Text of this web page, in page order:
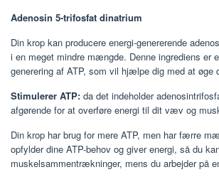
Adenosin 5-trifosfat dinatrium
Din krop kan producere energi-genererende
i en meget mindre mængde. Denne ingrediens er
generering af ATP, som vil hjælpe dig med at øge
Stimulerer ATP: da det indeholder
afgørende for at overføre energi til dit væv og
Din krop har brug for mere ATP, men har færre
opfylder dine ATP-behov og giver energi, så du
muskelsammentrækninger, mens du arbejder på